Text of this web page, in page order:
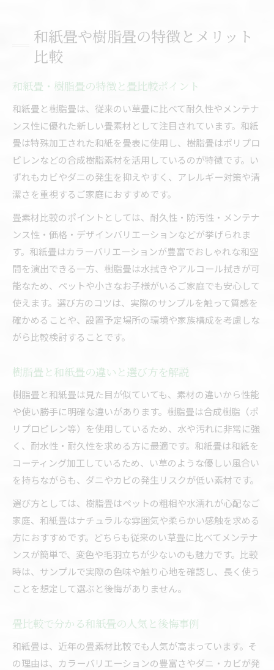
和紙畳や樹脂畳の特徴とメリット
比較
和紙畳・樹脂畳の特徴と畳比較ポイント
和紙畳と樹脂畳は、従来のい草畳に比べて耐久性やメンテナ
ンス性に優れた新しい畳素材として注目されています。和紙
畳は特殊加工された和紙を畳表に使用し、樹脂畳はポリプロ
ピレンなどの合成樹脂素材を活用しているのが特徴です。い
ずれもカビやダニの発生を抑えやすく、アレルギー対策や清
潔さを重視するご家庭におすすめです。
畳素材比較のポイントとしては、耐久性・防汚性・メンテナ
ンス性・価格・デザインバリエーションなどが挙げられま
す。和紙畳はカラーバリエーションが豊富でおしゃれな和空
間を演出できる一方、樹脂畳は水拭きやアルコール拭きが可
能なため、ペットや小さなお子様がいるご家庭でも安心して
使えます。選び方のコツは、実際のサンプルを触って質感を
確かめることや、設置予定場所の環境や家族構成を考慮しな
がら比較検討することです。
樹脂畳と和紙畳の違いと選び方を解説
樹脂畳と和紙畳は見た目が似ていても、素材の違いから性能
や使い勝手に明確な違いがあります。樹脂畳は合成樹脂（ポ
リプロピレン等）を使用しているため、水や汚れに非常に強
く、耐水性・耐久性を求める方に最適です。和紙畳は和紙を
コーティング加工しているため、い草のような優しい風合い
を持ちながらも、ダニやカビの発生リスクが低い素材です。
選び方としては、樹脂畳はペットの粗相や水濡れが心配なご
家庭、和紙畳はナチュラルな雰囲気や柔らかい感触を求める
方におすすめです。どちらも従来のい草畳に比べてメンテナ
ンスが簡単で、変色や毛羽立ちが少ないのも魅力です。比較
時は、サンプルで実際の色味や触り心地を確認し、長く使う
ことを想定して選ぶと後悔がありません。
畳比較で分かる和紙畳の人気と後悔事例
和紙畳は、近年の畳素材比較でも人気が高まっています。そ
の理由は、カラーバリエーションの豊富さやダニ・カビが発